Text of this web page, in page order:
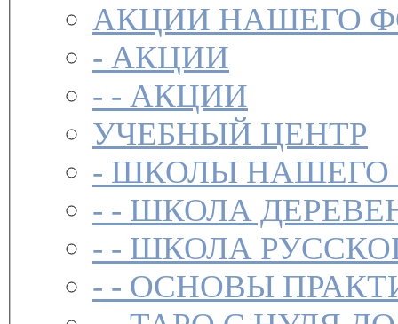
АКЦИИ НАШЕГО
- АКЦИИ
- - АКЦИИ
УЧЕБНЫЙ ЦЕНТР
- ШКОЛЫ НАШЕГО
- - ШКОЛА
- - ШКОЛА
- - ОСНОВЫ